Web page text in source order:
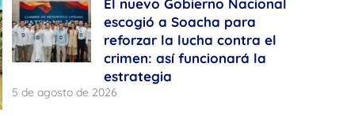
El nuevo Gobierno Nacional
escogió a Soacha para
reforzar la lucha contra el
crimen: así funcionará la
estrategia
5 de agosto de 2026